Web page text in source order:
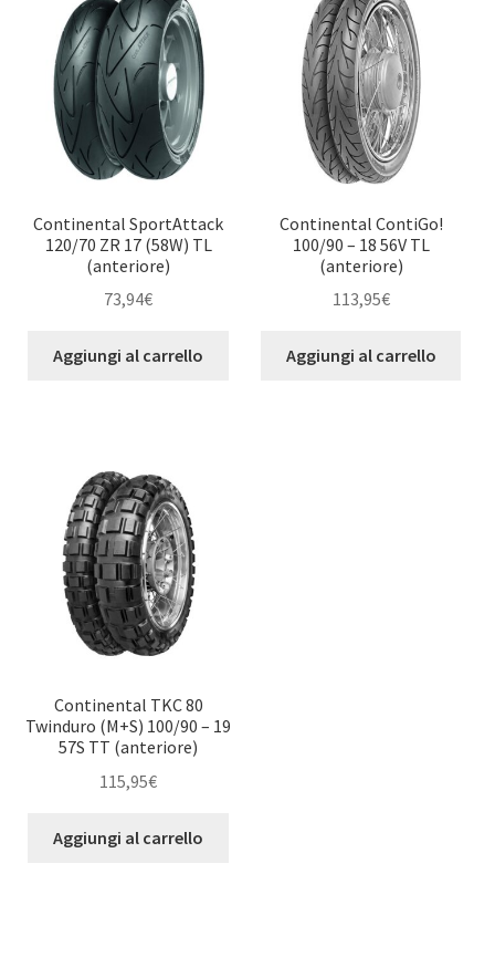
Continental SportAttack
120/70 ZR 17 (58W) TL
(anteriore)
73,94€
Aggiungi al carrello
Continental ContiGo!
100/90 – 18 56V TL
(anteriore)
113,95€
Aggiungi al carrello
Continental TKC 80
Twinduro (M+S) 100/90 – 19
57S TT (anteriore)
115,95€
Aggiungi al carrello